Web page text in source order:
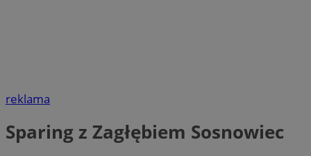
reklama
Sparing z Zagłębiem Sosnowiec